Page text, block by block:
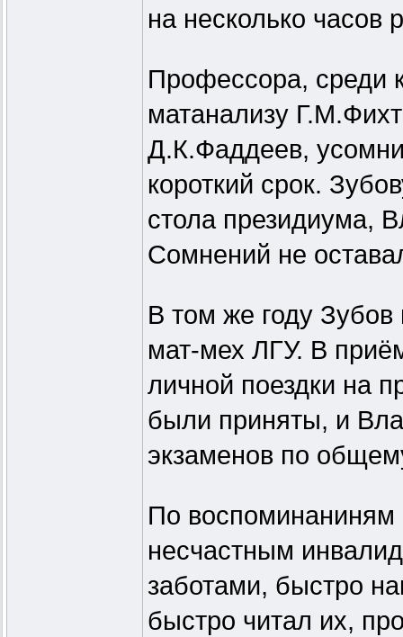
на несколько часов
Профессора, среди
матанализу
Д.К.Фаддеев,
короткий срок.
стола президиума,
Сомнений не
В том же году
мат-мех ЛГУ. В
личной поездки на
были приняты, и
экзаменов по
По воспоминаниням
несчастным
заботами, быстро
быстро читал их,